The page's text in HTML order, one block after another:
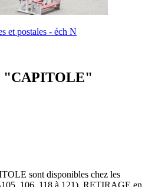
et postales - éch N
"CAPITOLE"
sont disponibles chez les